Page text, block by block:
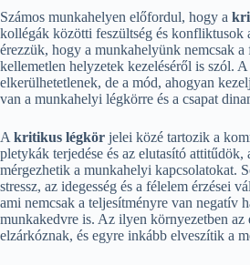
Számos munkahelyen előfordul, hogy a
kollégák közötti feszültség és konfliktusok
érezzük, hogy a munkahelyünk nemcsak a
kellemetlen helyzetek kezeléséről is szól.
elkerülhetetlenek, de a mód, ahogyan
van a munkahelyi légkörre és a csapat
A kritikus légkör jelei közé tartozik a
pletykák terjedése és az elutasító attitűdök,
mérgezhetik a munkahelyi kapcsolatokat.
stressz, az idegesség és a félelem érzései
ami nemcsak a teljesítményre van negatív
munkakedvre is. Az ilyen környezetben az
elzárkóznak, és egyre inkább elveszítik a